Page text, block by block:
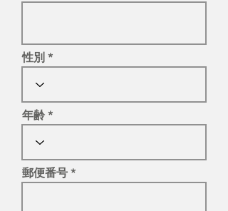
性別
年齢
郵便番号